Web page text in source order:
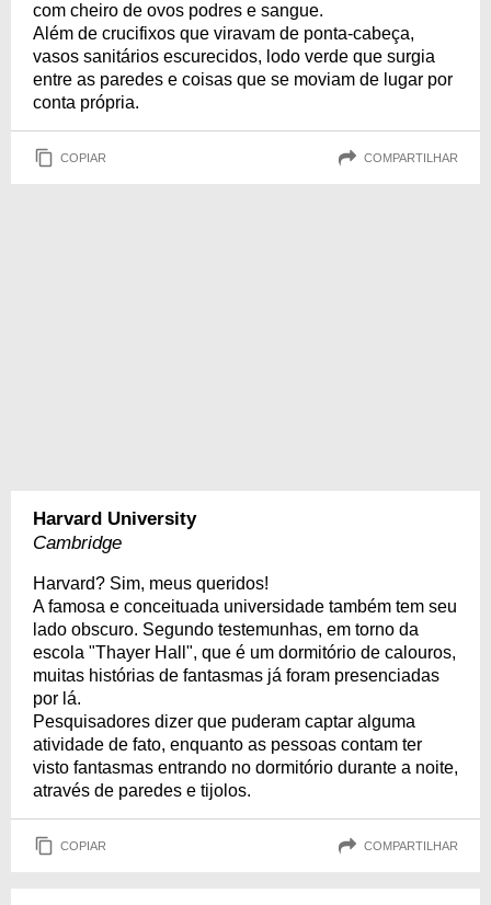
com cheiro de ovos podres e sangue.
Além de crucifixos que viravam de ponta-cabeça,
vasos sanitários escurecidos, lodo verde que surgia
entre as paredes e coisas que se moviam de lugar por
conta própria.
COPIAR COMPARTILHAR
Harvard University
Cambridge
Harvard? Sim, meus queridos!
A famosa e conceituada universidade também tem seu
lado obscuro. Segundo testemunhas, em torno da
escola "Thayer Hall", que é um dormitório de calouros,
muitas histórias de fantasmas já foram presenciadas
por lá.
Pesquisadores dizer que puderam captar alguma
atividade de fato, enquanto as pessoas contam ter
visto fantasmas entrando no dormitório durante a noite,
através de paredes e tijolos.
COPIAR COMPARTILHAR